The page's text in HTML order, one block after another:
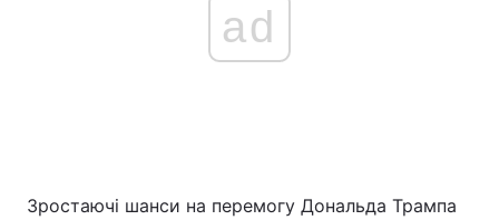
ad
Зростаючі шанси на перемогу Дональда Трампа